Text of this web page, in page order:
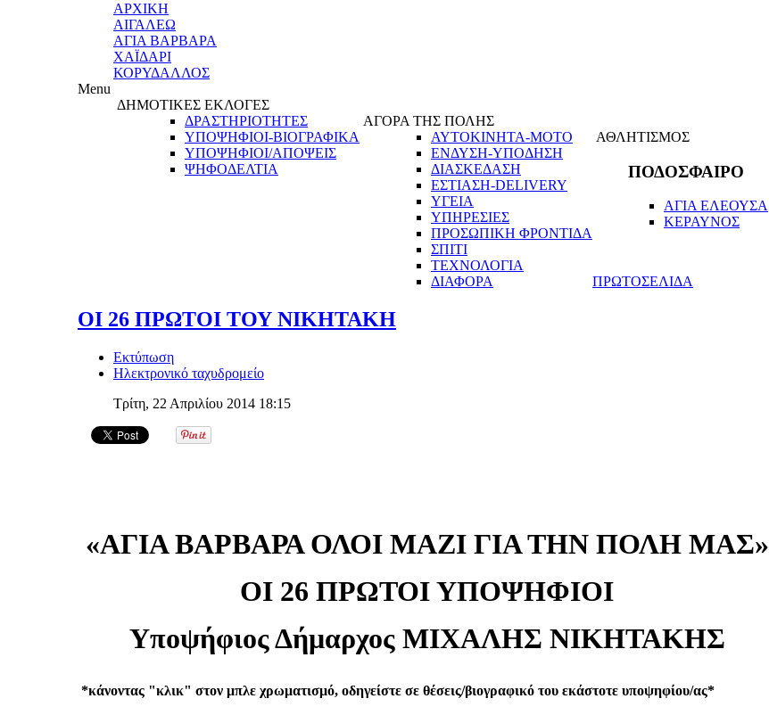
ΑΡΧΙΚΗ
ΑΙΓΑΛΕΩ
ΑΓΙΑ ΒΑΡΒΑΡΑ
ΧΑΪΔΑΡΙ
ΚΟΡΥΔΑΛΛΟΣ
Menu
ΔΗΜΟΤΙΚΕΣ ΕΚΛΟΓΕΣ
ΔΡΑΣΤΗΡΙΟΤΗΤΕΣ
ΥΠΟΨΗΦΙΟΙ-ΒΙΟΓΡΑΦΙΚΑ
ΥΠΟΨΗΦΙΟΙ/ΑΠΟΨΕΙΣ
ΨΗΦΟΔΕΛΤΙΑ
ΑΓΟΡΑ ΤΗΣ ΠΟΛΗΣ
ΑΥΤΟΚΙΝΗΤΑ-ΜΟΤΟ
ΕΝΔΥΣΗ-ΥΠΟΔΗΣΗ
ΔΙΑΣΚΕΔΑΣΗ
ΕΣΤΙΑΣΗ-DELIVERY
ΥΓΕΙΑ
ΥΠΗΡΕΣΙΕΣ
ΠΡΟΣΩΠΙΚΗ ΦΡΟΝΤΙΔΑ
ΣΠΙΤΙ
ΤΕΧΝΟΛΟΓΙΑ
ΔΙΑΦΟΡΑ
ΑΘΛΗΤΙΣΜΟΣ
ΠΟΔΟΣΦΑΙΡΟ
ΑΓΙΑ ΕΛΕΟΥΣΑ
ΚΕΡΑΥΝΟΣ
ΠΡΩΤΟΣΕΛΙΔΑ
ΟΙ 26 ΠΡΩΤΟΙ ΤΟΥ ΝΙΚΗΤΑΚΗ
Εκτύπωση
Ηλεκτρονικό ταχυδρομείο
Τρίτη, 22 Απριλίου 2014 18:15
«ΑΓΙΑ ΒΑΡΒΑΡΑ ΟΛΟΙ ΜΑΖΙ ΓΙΑ ΤΗΝ ΠΟΛΗ ΜΑΣ»
ΟΙ 26 ΠΡΩΤΟΙ ΥΠΟΨΗΦΙΟΙ
Υποψήφιος Δήμαρχος ΜΙΧΑΛΗΣ ΝΙΚΗΤΑΚΗΣ
*κάνοντας "κλικ" στον μπλε χρωματισμό, οδηγείστε σε θέσεις/βιογραφικό του εκάστοτε υποψηφίου/ας*